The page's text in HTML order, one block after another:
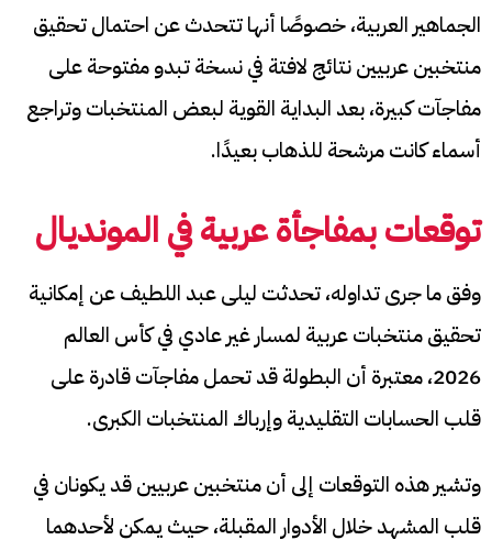
الجماهير العربية، خصوصًا أنها تتحدث عن احتمال تحقيق
منتخبين عربيين نتائج لافتة في نسخة تبدو مفتوحة على
مفاجآت كبيرة، بعد البداية القوية لبعض المنتخبات وتراجع
أسماء كانت مرشحة للذهاب بعيدًا.
توقعات بمفاجأة عربية في المونديال
وفق ما جرى تداوله، تحدثت ليلى عبد اللطيف عن إمكانية
تحقيق منتخبات عربية لمسار غير عادي في كأس العالم
2026، معتبرة أن البطولة قد تحمل مفاجآت قادرة على
قلب الحسابات التقليدية وإرباك المنتخبات الكبرى.
وتشير هذه التوقعات إلى أن منتخبين عربيين قد يكونان في
قلب المشهد خلال الأدوار المقبلة، حيث يمكن لأحدهما